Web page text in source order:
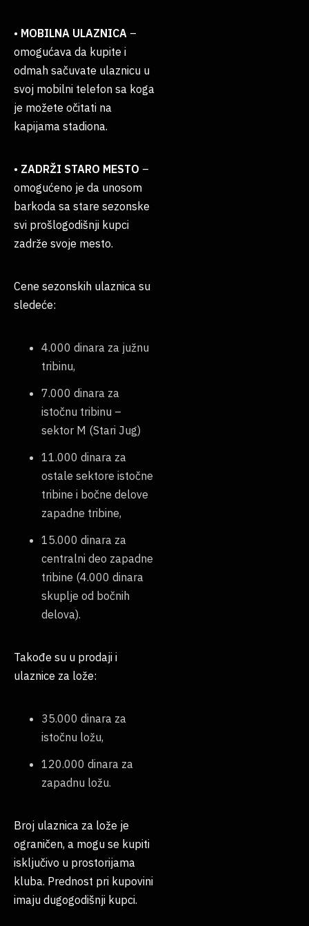
• MOBILNA ULAZNICA –
omogućava da kupite i
odmah sačuvate ulaznicu u
svoj mobilni telefon sa koga
je možete očitati na
kapijama stadiona.
• ZADRŽI STARO MESTO –
omogućeno je da unosom
barkoda sa stare sezonske
svi prošlogodišnji kupci
zadrže svoje mesto.
Cene sezonskih ulaznica su
sledeće:
4.000 dinara za južnu
tribinu,
7.000 dinara za
istočnu tribinu –
sektor M (Stari Jug)
11.000 dinara za
ostale sektore istočne
tribine i bočne delove
zapadne tribine,
15.000 dinara za
centralni deo zapadne
tribine (4.000 dinara
skuplje od bočnih
delova).
Takođe su u prodaji i
ulaznice za lože:
35.000 dinara za
istočnu ložu,
120.000 dinara za
zapadnu ložu.
Broj ulaznica za lože je
ograničen, a mogu se kupiti
isključivo u prostorijama
kluba. Prednost pri kupovini
imaju dugogodišnji kupci.